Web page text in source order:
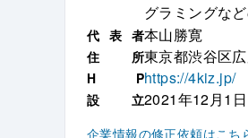
グラミングな
代 表 者本山勝寛
住 所東京都渋谷区
H Phttps://4kiz.jp/
設 立2021年12月1日
企業情報の修正依頼はこち